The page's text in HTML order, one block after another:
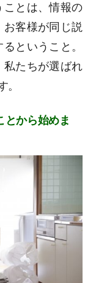
ことは、情報の
客様が同じ説
ということ。
私たちが選ばれ
。
とから始めま